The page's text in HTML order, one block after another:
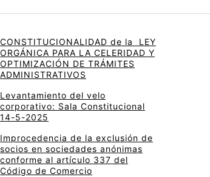
CONSTITUCIONALIDAD de la LEY
ORGÁNICA PARA LA CELERIDAD Y
OPTIMIZACIÓN DE TRÁMITES
ADMINISTRATIVOS
Levantamiento del velo
corporativo: Sala Constitucional
14-5-2025
Improcedencia de la exclusión de
socios en sociedades anónimas
conforme al artículo 337 del
Código de Comercio